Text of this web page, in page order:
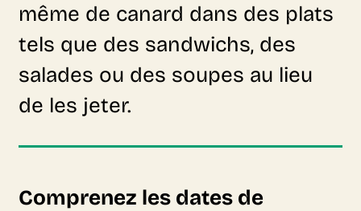
même de canard dans des plats
tels que des sandwichs, des
salades ou des soupes au lieu
de les jeter.
Comprenez les dates de